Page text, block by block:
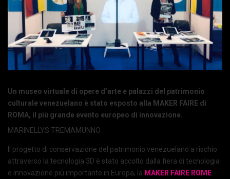
Un museo virtuale di opere d’arte e palazzi del patrimonio
culturale venezuelano è stato esposto alla MAKER FAIRE di
ROMA, il più grande evento europeo di innovazione.
MARINELLYS TREMAMUNNO
Il progetto di conservazione del patrimonio venezuelano a rischio
attraverso la tecnologia 3D è stato accolto dalla fiera di tecnologia
e innovazione più importante in Europa, la MAKER FAIRE ROME